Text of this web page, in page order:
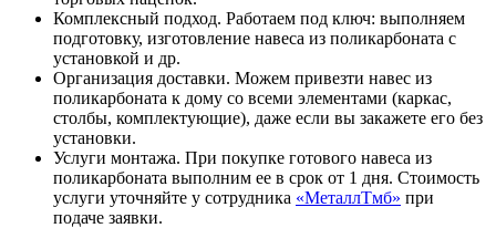
Комплексный подход. Работаем под ключ: выполняем
подготовку, изготовление навеса из поликарбоната с
установкой и др.
Организация доставки. Можем привезти навес из
поликарбоната к дому со всеми элементами (каркас,
столбы, комплектующие), даже если вы закажете его без
установки.
Услуги монтажа. При покупке готового навеса из
поликарбоната выполним ее в срок от 1 дня. Стоимость
услуги уточняйте у сотрудника «МеталлТмб» при
подаче заявки.